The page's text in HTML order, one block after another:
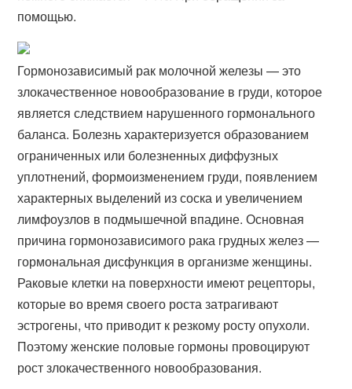
помощью.
Гормонозависимый рак молочной железы — это
злокачественное новообразование в груди, которое
является следствием нарушенного гормонального
баланса. Болезнь характеризуется образованием
ограниченных или болезненных диффузных
уплотнений, формоизменением груди, появлением
характерных выделений из соска и увеличением
лимфоузлов в подмышечной впадине. Основная
причина гормонозависимого рака грудных желез —
гормональная дисфункция в организме женщины.
Раковые клетки на поверхности имеют рецепторы,
которые во время своего роста затрагивают
эстрогены, что приводит к резкому росту опухоли.
Поэтому женские половые гормоны провоцируют
рост злокачественного новообразования.